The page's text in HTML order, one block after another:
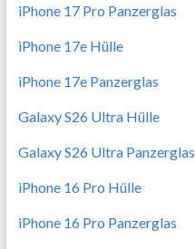
iPhone 17 Pro Panzerglas
iPhone 17e Hülle
iPhone 17e Panzerglas
Galaxy S26 Ultra Hülle
Galaxy S26 Ultra Panzerglas
iPhone 16 Pro Hülle
iPhone 16 Pro Panzerglas